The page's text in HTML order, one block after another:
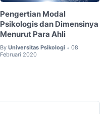
Pengertian Modal
Psikologis dan Dimensinya
Menurut Para Ahli
By Universitas Psikologi • 08
Februari 2020